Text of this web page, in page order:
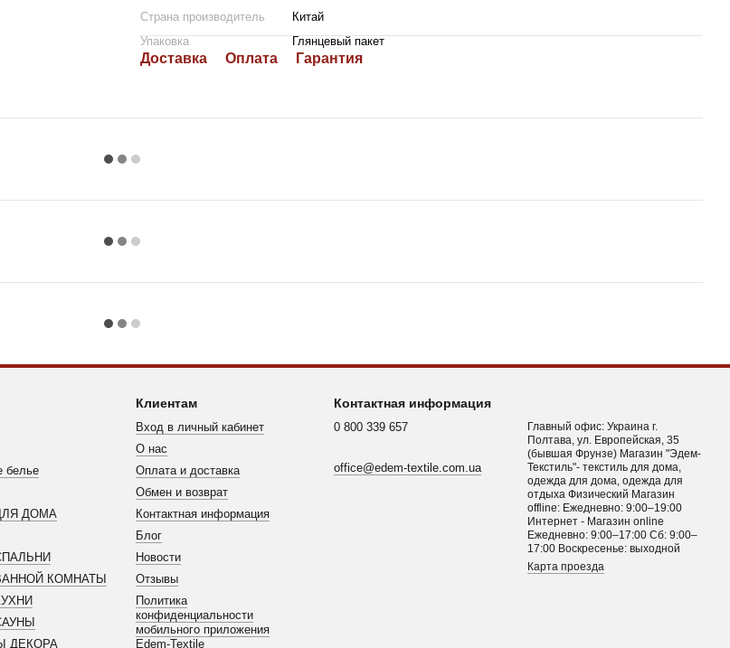
Страна производитель
Китай
Упаковка
Глянцевый пакет
Доставка Оплата Гарантия
белье
ДОМА
КОМНАТЫ
ДЕКОРА
Клиентам
Вход в личный кабинет
О нас
Оплата и доставка
Обмен и возврат
Контактная информация
Блог
Новости
Отзывы
Политика
конфиденциальности
мобильного приложения
Edem-Textile
Контактная информация
0 800 339 657
office@edem-textile.com.ua
Главный офис: Украина г.
Полтава, ул. Европейская, 35
(бывшая Фрунзе) Магазин "Эдем-
Текстиль"- текстиль для дома,
одежда для дома, одежда для
отдыха Физический Магазин
offline: Ежедневно: 9:00–19:00
Интернет - Магазин online
Ежедневно: 9:00–17:00 Сб: 9:00–
17:00 Воскресенье: выходной
Карта проезда